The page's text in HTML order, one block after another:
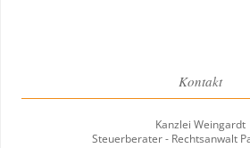
Kontakt
Kanzlei Weingardt
Steuerberater - Rechtsanwalt